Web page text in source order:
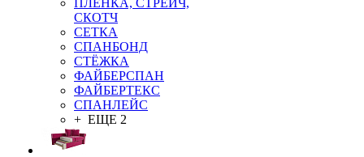
ПЛЁНКА, СТРЕЙЧ,
СКОТЧ
СЕТКА
СПАНБОНД
СТЁЖКА
ФАЙБЕРСПАН
ФАЙБЕРТЕКС
СПАНЛЕЙС
+ ЕЩЕ 2